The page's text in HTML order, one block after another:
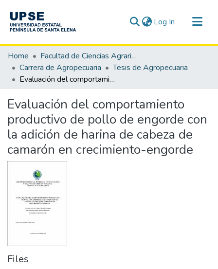
Log In (current)
Communities & Collections
All of DSpace
Statistics
Home
Facultad de Ciencias Agrarias
Carrera de Agropecuaria
Tesis de Agropecuaria
Evaluación del comportamiento productivo de pollo de engorde con la adición de harina de cabeza de camarón en crecimiento-engorde
Evaluación del comportamiento
productivo de pollo de engorde con
la adición de harina de cabeza de
camarón en crecimiento-engorde
Files